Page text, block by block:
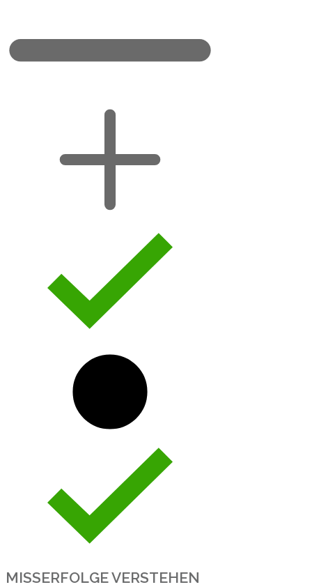
MISSERFOLGE VERSTEHEN